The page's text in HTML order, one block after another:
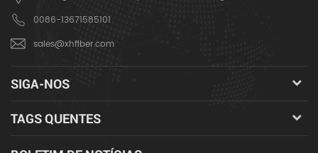
0086-13671585101
sales@xhfiber.com
SIGA-NOS
TAGS QUENTES